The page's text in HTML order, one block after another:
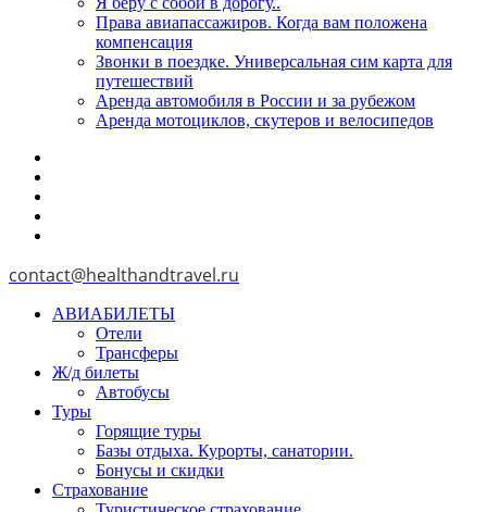
Права авиапассажиров. Когда вам положена
компенсация
Звонки в поездке. Универсальная сим карта для
путешествий
Аренда автомобиля в России и за рубежом
Аренда мотоциклов, скутеров и велосипедов
contact@healthandtravel.ru
АВИАБИЛЕТЫ
Отели
Трансферы
Ж/д билеты
Автобусы
Туры
Горящие туры
Базы отдыха. Курорты, санатории.
Бонусы и скидки
Страхование